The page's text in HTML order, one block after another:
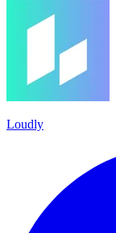
Loudly